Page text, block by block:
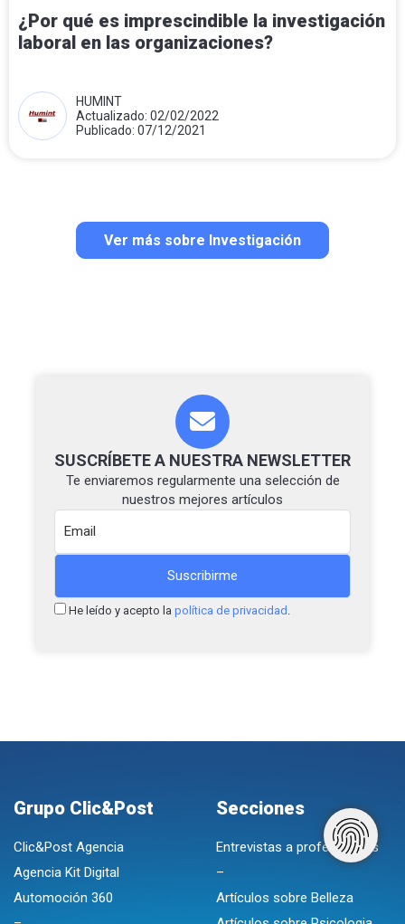
¿Por qué es imprescindible la investigación
laboral en las organizaciones?
HUMINT
Actualizado: 02/02/2022
Publicado: 07/12/2021
Ver más sobre Investigación
SUSCRÍBETE A NUESTRA NEWSLETTER
Te enviaremos regularmente una selección de
nuestros mejores artículos
He leído y acepto la política de privacidad
Grupo Clic&Post
Clic&Post Agencia
Agencia Kit Digital
Automoción 360
Secciones
Entrevistas a profesionales
–
Artículos sobre Belleza